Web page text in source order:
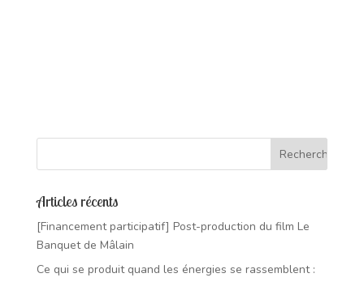
Articles récents
[Financement participatif] Post-production du film Le
Banquet de Mâlain
Ce qui se produit quand les énergies se rassemblent :